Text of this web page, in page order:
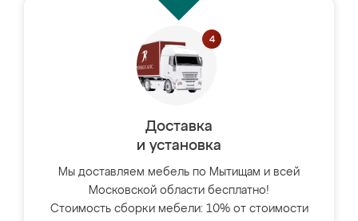
Доставка
и установка
Мы доставляем мебель по Мытищам и всей
Московской области бесплатно!
Стоимость сборки мебели: 10% от стоимости